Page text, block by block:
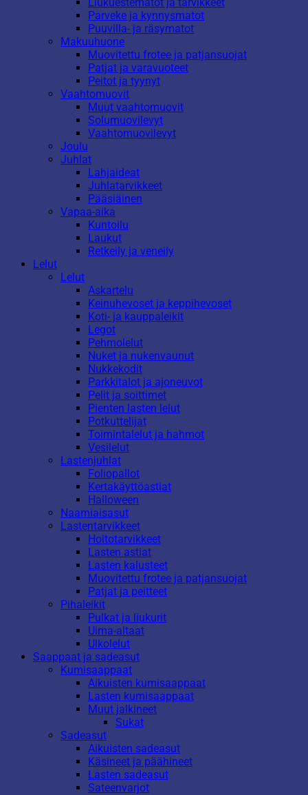
Parveke ja kynnysmatot
Puuvilla- ja räsymatot
Makuuhuone
Muovitettu frotee ja patjansuojat
Patjat ja varavuoteet
Peitot ja tyynyt
Vaahtomuovit
Muut vaahtomuovit
Solumuovilevyt
Vaahtomuovilevyt
Joulu
Juhlat
Lahjaideat
Juhlatarvikkeet
Pääsiäinen
Vapaa-aika
Kuntoilu
Laukut
Retkeily ja veneily
Lelut
Lelut
Askartelu
Keinuhevoset ja keppihevoset
Koti- ja kauppaleikit
Legot
Pehmolelut
Nuket ja nukenvaunut
Nukkekodit
Parkkitalot ja ajoneuvot
Pelit ja soittimet
Pienten lasten lelut
Potkuttelijat
Toimintalelut ja hahmot
Vesilelut
Lastenjuhlat
Foliopallot
Kertakäyttöastiat
Halloween
Naamiaisasut
Lastentarvikkeet
Hoitotarvikkeet
Lasten astiat
Lasten kalusteet
Muovitettu frotee ja patjansuojat
Patjat ja peitteet
Pihaleikit
Pulkat ja liukurit
Uima-altaat
Ulkolelut
Saappaat ja sadeasut
Kumisaappaat
Aikuisten kumisaappaat
Lasten kumisaappaat
Muut jalkineet
Sukat
Sadeasut
Aikuisten sadeasut
Käsineet ja päähineet
Lasten sadeasut
Sateenvarjot